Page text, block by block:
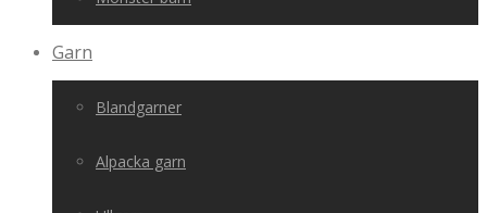
Garn
Blandgarner
Alpacka garn